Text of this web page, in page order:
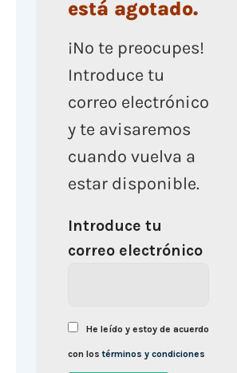
está agotado.
¡No te preocupes!
Introduce tu
correo electrónico
y te avisaremos
cuando vuelva a
estar disponible.
Introduce tu
correo electrónico
He leído y estoy de acuerdo
con lostérminos y condiciones